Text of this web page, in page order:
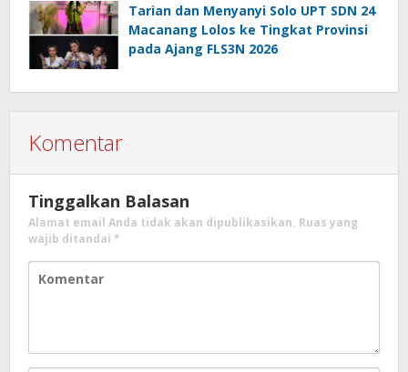
Tarian dan Menyanyi Solo UPT SDN 24
Macanang Lolos ke Tingkat Provinsi
pada Ajang FLS3N 2026
Komentar
Tinggalkan Balasan
Alamat email Anda tidak akan dipublikasikan. Ruas yang
wajib ditandai *